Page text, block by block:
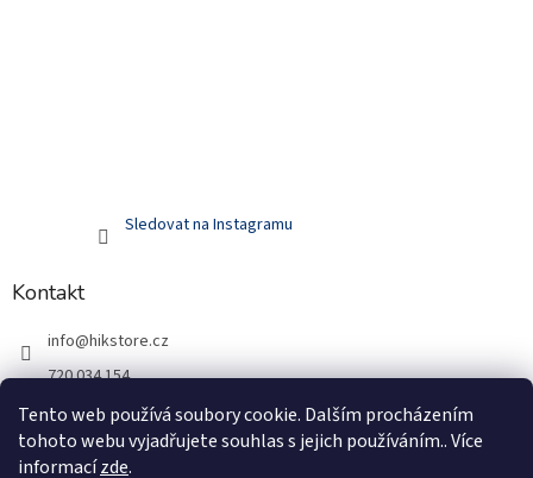
Tento web používá soubory cookie. Dalším procházením
tohoto webu vyjadřujete souhlas s jejich používáním.. Více
informacízde.
Sledovat na Instagramu
Kontakt
info@hikstore.cz
720 034 154
hikstore.cz
720 034 154